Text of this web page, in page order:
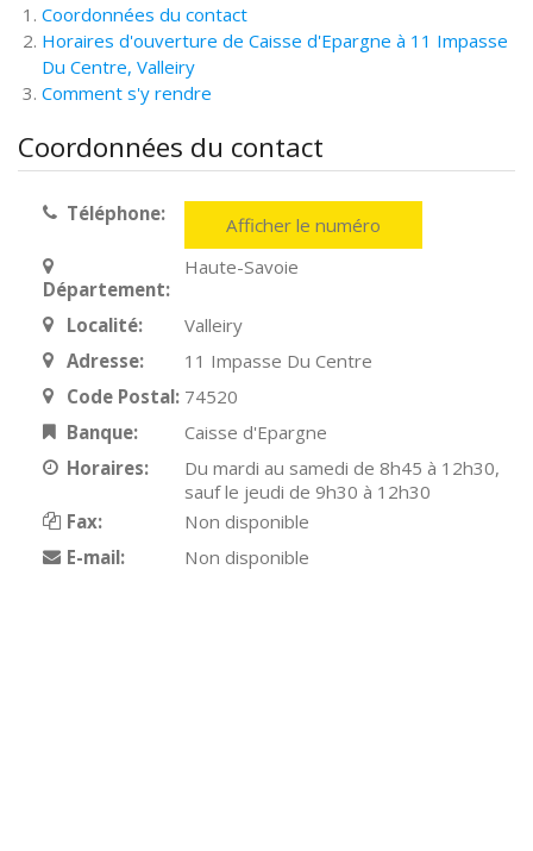
Coordonnées du contact
Horaires d'ouverture de Caisse d'Epargne à 11 Impasse
Du Centre, Valleiry
Comment s'y rendre
Coordonnées du contact
Téléphone: Afficher le numéro
Département:
Haute-Savoie
Localité:
Valleiry
Adresse:
11 Impasse Du Centre
Code Postal: 74520
Banque:
Caisse d'Epargne
Horaires:
Du mardi au samedi de 8h45 à 12h30,
sauf le jeudi de 9h30 à 12h30
Fax:
Non disponible
E-mail:
Non disponible